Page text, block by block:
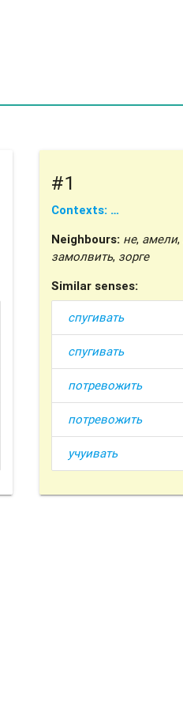
#1
Contexts: …
Neighbours: не, амели,
замолвить, зорге
Similar senses:
спугивать
спугивать
потревожить
потревожить
учуивать